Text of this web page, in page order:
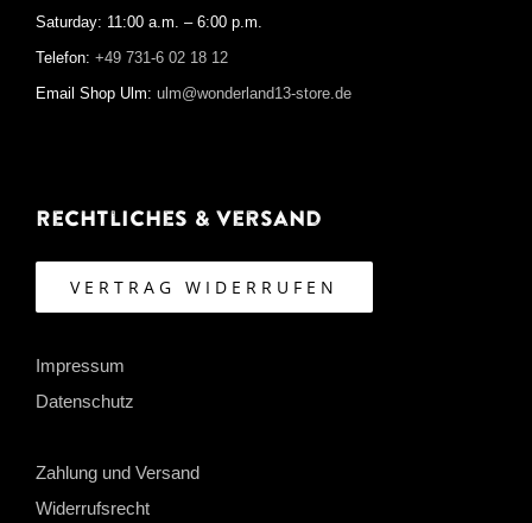
Saturday: 11:00 a.m. – 6:00 p.m.
Telefon: +49 731-6 02 18 12
Email Shop Ulm: ulm@wonderland13-store.de
Rechtliches & Versand
VERTRAG WIDERRUFEN
Impressum
Datenschutz
Zahlung und Versand
Widerrufsrecht